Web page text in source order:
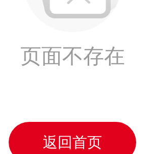
页面不存在
返回首页